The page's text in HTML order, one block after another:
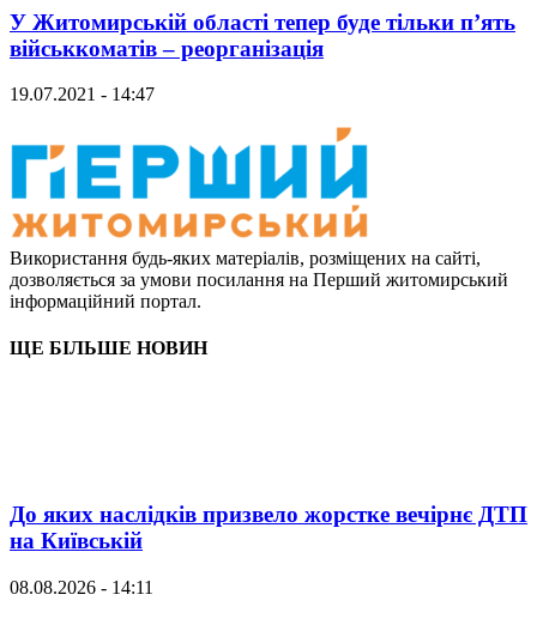
У Житомирській області тепер буде тільки п’ять
військкоматів – реорганізація
19.07.2021 - 14:47
Використання будь-яких матеріалів, розміщених на сайті,
дозволяється за умови посилання на Перший житомирський
інформаційний портал.
ЩЕ БІЛЬШЕ НОВИН
До яких наслідків призвело жорстке вечірнє ДТП
на Київській
08.08.2026 - 14:11